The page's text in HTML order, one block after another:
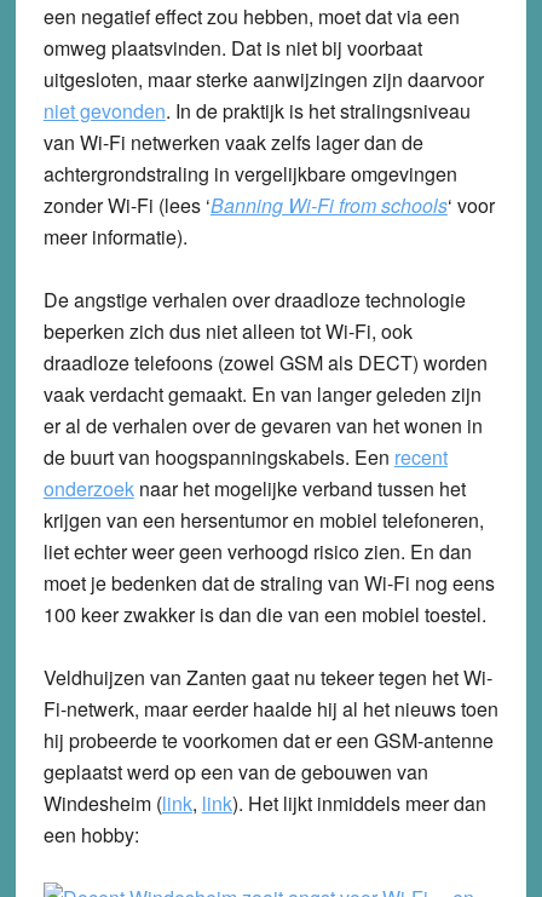
een negatief effect zou hebben, moet dat via een
omweg plaatsvinden. Dat is niet bij voorbaat
uitgesloten, maar sterke aanwijzingen zijn daarvoor
niet gevonden. In de praktijk is het stralingsniveau
van Wi-Fi netwerken vaak zelfs lager dan de
achtergrondstraling in vergelijkbare omgevingen
zonder Wi-Fi (lees ‘Banning Wi-Fi from schools‘ voor
meer informatie).
De angstige verhalen over draadloze technologie
beperken zich dus niet alleen tot Wi-Fi, ook
draadloze telefoons (zowel GSM als DECT) worden
vaak verdacht gemaakt. En van langer geleden zijn
er al de verhalen over de gevaren van het wonen in
de buurt van hoogspanningskabels. Een recent
onderzoeknaar het mogelijke verband tussen het
krijgen van een hersentumor en mobiel telefoneren,
liet echter weer geen verhoogd risico zien. En dan
moet je bedenken dat de straling van Wi-Fi nog eens
100 keer zwakker is dan die van een mobiel toestel.
Veldhuijzen van Zanten gaat nu tekeer tegen het Wi-
Fi-netwerk, maar eerder haalde hij al het nieuws toen
hij probeerde te voorkomen dat er een GSM-antenne
geplaatst werd op een van de gebouwen van
Windesheim (link, link). Het lijkt inmiddels meer dan
een hobby: